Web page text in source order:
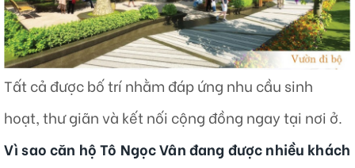
Tất cả được bố trí nhằm đáp ứng nhu cầu sinh
hoạt, thư giãn và kết nối cộng đồng ngay tại nơi ở.
Vì sao căn hộ Tô Ngọc Vân đang được nhiều khách